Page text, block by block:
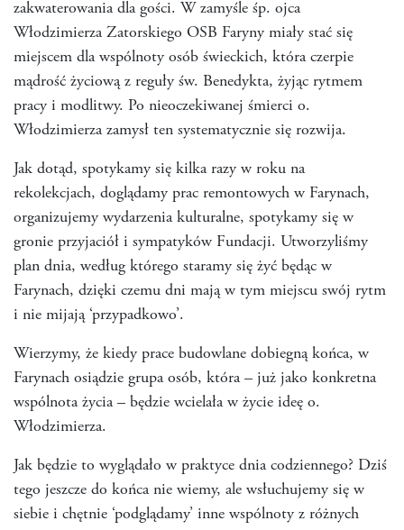
zakwaterowania dla gości. W zamyśle śp. ojca
Włodzimierza Zatorskiego OSB Faryny miały stać się
miejscem dla wspólnoty osób świeckich, która czerpie
mądrość życiową z reguły św. Benedykta, żyjąc rytmem
pracy i modlitwy. Po nieoczekiwanej śmierci o.
Włodzimierza zamysł ten systematycznie się rozwija.
Jak dotąd, spotykamy się kilka razy w roku na
rekolekcjach, doglądamy prac remontowych w Farynach,
organizujemy wydarzenia kulturalne, spotykamy się w
gronie przyjaciół i sympatyków Fundacji. Utworzyliśmy
plan dnia, według którego staramy się żyć będąc w
Farynach, dzięki czemu dni mają w tym miejscu swój rytm
i nie mijają ‘przypadkowo’.
Wierzymy, że kiedy prace budowlane dobiegną końca, w
Farynach osiądzie grupa osób, która – już jako konkretna
wspólnota życia – będzie wcielała w życie ideę o.
Włodzimierza.
Jak będzie to wyglądało w praktyce dnia codziennego? Dziś
tego jeszcze do końca nie wiemy, ale wsłuchujemy się w
siebie i chętnie ‘podglądamy’ inne wspólnoty z różnych